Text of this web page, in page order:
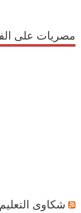
مصريات على
شكاوى التعليم